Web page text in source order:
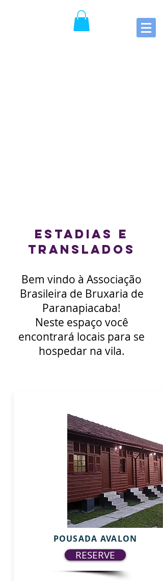
eSTADIAS E
TRANSLADOS
Bem vindo à Associação
Brasileira de Bruxaria de
Paranapiacaba!
Neste espaço você
encontrará locais para se
hospedar na vila.
POUSADA AVALON
RESERVE